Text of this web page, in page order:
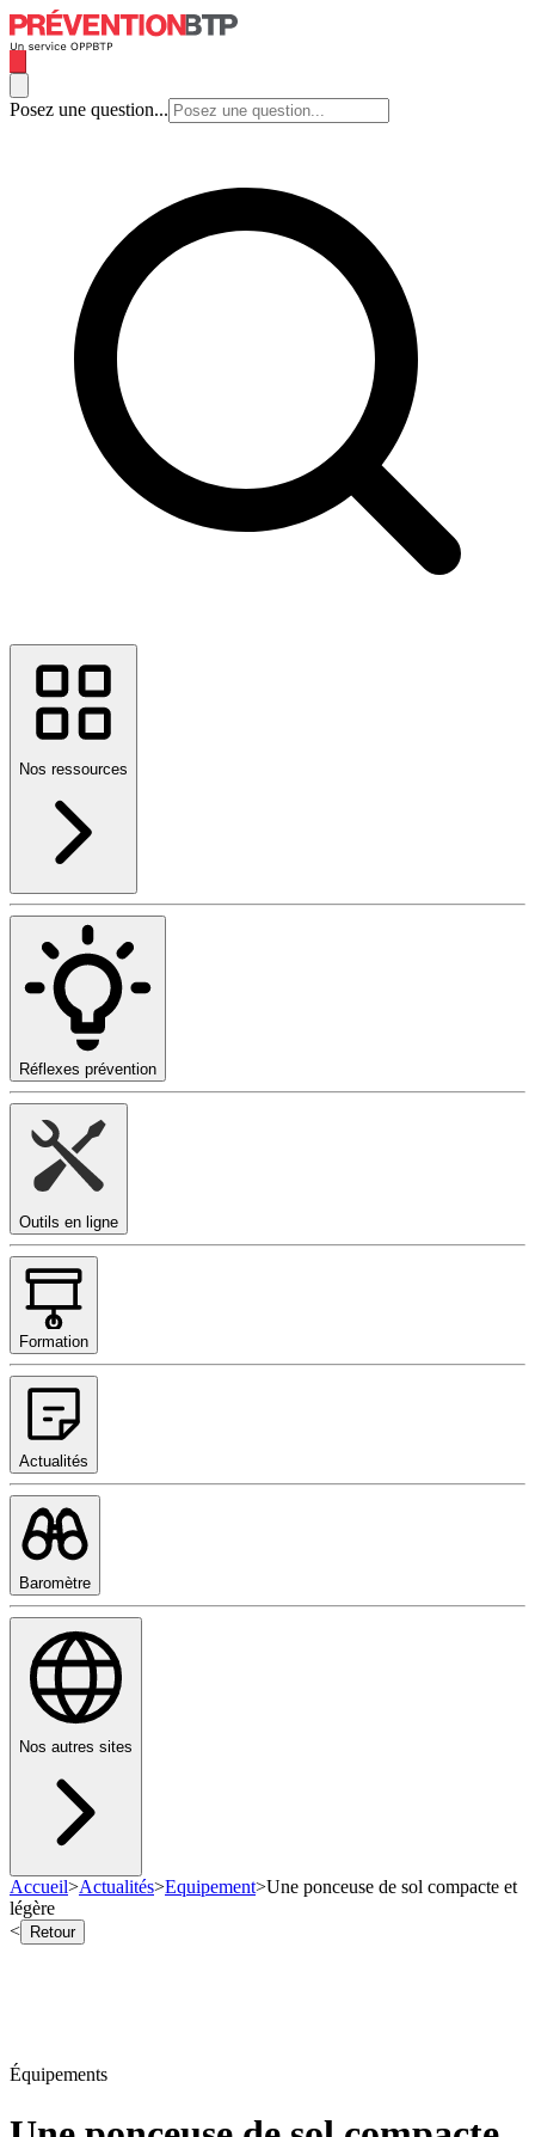
Posez une question...
Nos ressources
Réflexes prévention
Outils en ligne
Formation
Actualités
Baromètre
Nos autres sites
Accueil>Actualités>Equipement>Une ponceuse de sol compacte et
légère
<
Retour
Équipements